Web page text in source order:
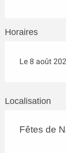
Horaires
Le 8 août
Localisation
Fêtes de